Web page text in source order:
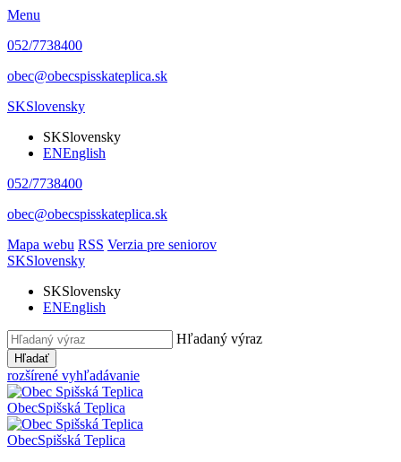
Menu
052/7738400
obec@obecspisskateplica.sk
SKSlovensky
SKSlovensky
ENEnglish
052/7738400
obec@obecspisskateplica.sk
Mapa webu RSS Verzia pre seniorov
SKSlovensky
SKSlovensky
ENEnglish
Hľadaný výraz
Hľadať
rozšírené vyhľadávanie
ObecSpišská Teplica
ObecSpišská Teplica